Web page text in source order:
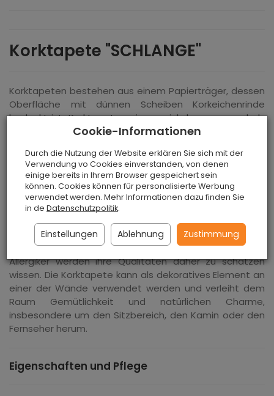
Korktapete "SCHLANGE"
Korktapeten bestehen aus einem Papierträger, dessen
Oberfläche mit dünnen Scheiben Korkeichenrinde
bedeckt ist. Korktapeten eignen sich hervorragend als
Innendekoration, da sie eine warme Atmosphäre in den
Mustern, Farben und Texturen. Die Muster der
Korktapeten sind von den neuesten Modetrends
inspiriert. Sie fühlen sich angenehm an, sind warm und
sorgen für eine optimale Temperatur und ein günstiges
Mikroklima in den Innenräumen.
Korktapeten sind ebenfalls wohngesund,
feuchtigkeitsbeständig und ziehen keinen Staub an.
Allergiker werden ihre Qualitäten daher zu schätzen
wissen. Die Korktapete kann als dekoratives Element an
einer der Wände verwendet werden und verleiht dem
Raum Gemütlichkeit und natürlichen Charme,
insbesondere um den Sitzbereich, den Kamin oder den
Fernseher herum.
Eigenschaften und Pflege
Cookie-Informationen
Durch die Nutzung der Website erklären Sie sich mit der
Verwendung vo Cookies einverstanden, von denen
einige bereits in Ihrem Browser gespeichert sein
können. Cookies können für personalisierte Werbung
verwendet werden. Mehr Informationen dazu finden Sie
in de Datenschutzpolitik.
Einstellungen Ablehnung Zustimmung